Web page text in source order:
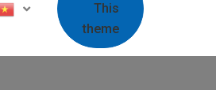
This
theme